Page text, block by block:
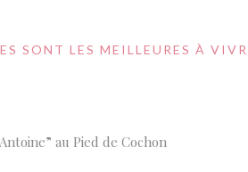
SONT LES MEILLEURES À
au Pied de Cochon